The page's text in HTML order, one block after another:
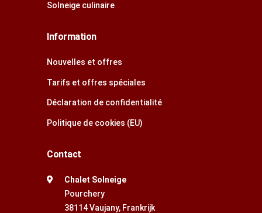
Solneige culinaire
Information
Nouvelles et offres
Tarifs et offres spéciales
Déclaration de confidentialité
Politique de cookies (EU)
Contact
Chalet Solneige
Pourchery
38114 Vaujany, Frankrijk